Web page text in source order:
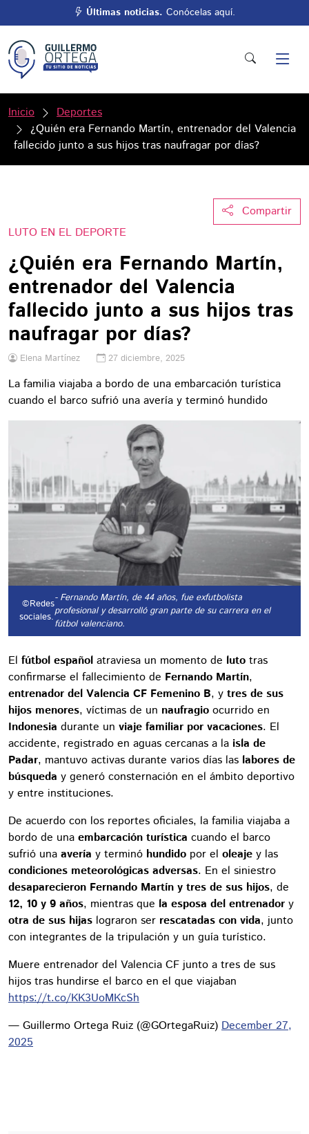
Últimas noticias. Conócelas aquí.
Inicio
Deportes
¿Quién era Fernando Martín, entrenador del Valencia
fallecido junto a sus hijos tras naufragar por días?
Compartir
LUTO EN EL DEPORTE
¿Quién era Fernando Martín,
entrenador del Valencia
fallecido junto a sus hijos tras
naufragar por días?
Elena Martínez 27 diciembre, 2025
La familia viajaba a bordo de una embarcación turística
cuando el barco sufrió una avería y terminó hundido
©Redes
sociales.
- Fernando Martín, de 44 años, fue exfutbolista
profesional y desarrolló gran parte de su carrera en el
fútbol valenciano.
El fútbol español atraviesa un momento de luto tras
confirmarse el fallecimiento de Fernando Martín,
entrenador del Valencia CF Femenino B, y tres de sus
hijos menores, víctimas de un naufragio ocurrido en
Indonesia durante un viaje familiar por vacaciones. El
accidente, registrado en aguas cercanas a la isla de
Padar, mantuvo activas durante varios días las labores de
búsqueda y generó consternación en el ámbito deportivo
y entre instituciones.
De acuerdo con los reportes oficiales, la familia viajaba a
bordo de una embarcación turística cuando el barco
sufrió una avería y terminó hundido por el oleaje y las
condiciones meteorológicas adversas. En el siniestro
desaparecieron Fernando Martín y tres de sus hijos, de
12, 10 y 9 años, mientras que la esposa del entrenador y
otra de sus hijas lograron ser rescatadas con vida, junto
con integrantes de la tripulación y un guía turístico.
Muere entrenador del Valencia CF junto a tres de sus
hijos tras hundirse el barco en el que viajaban
https://t.co/KK3UoMKcSh
— Guillermo Ortega Ruiz (@GOrtegaRuiz) December 27,
2025